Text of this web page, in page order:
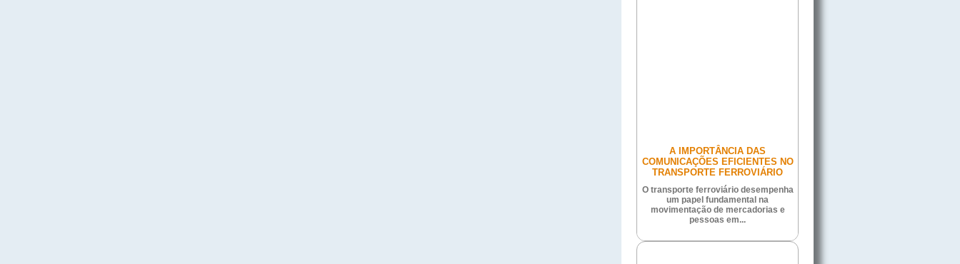
A IMPORTÂNCIA DAS
COMUNICAÇÕES EFICIENTES NO
TRANSPORTE FERROVIÁRIO
O transporte ferroviário desempenha
um papel fundamental na
movimentação de mercadorias e
pessoas em...